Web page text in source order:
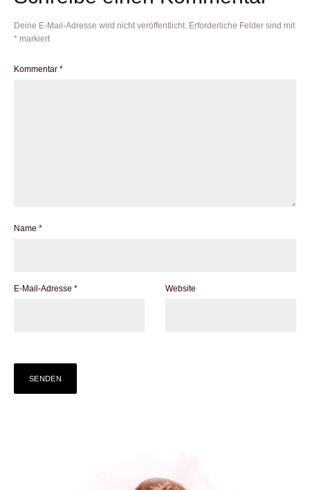
Deine E-Mail-Adresse wird nicht veröffentlicht. Erforderliche Felder sind mit
* markiert
Kommentar *
Name *
E-Mail-Adresse * Website